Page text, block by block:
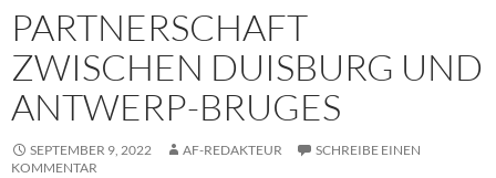
PARTNERSCHAFT
ZWISCHEN DUISBURG UND
ANTWERP-BRUGES
SEPTEMBER 9, 2022 AF-REDAKTEUR
SCHREIBE EINEN
KOMMENTAR